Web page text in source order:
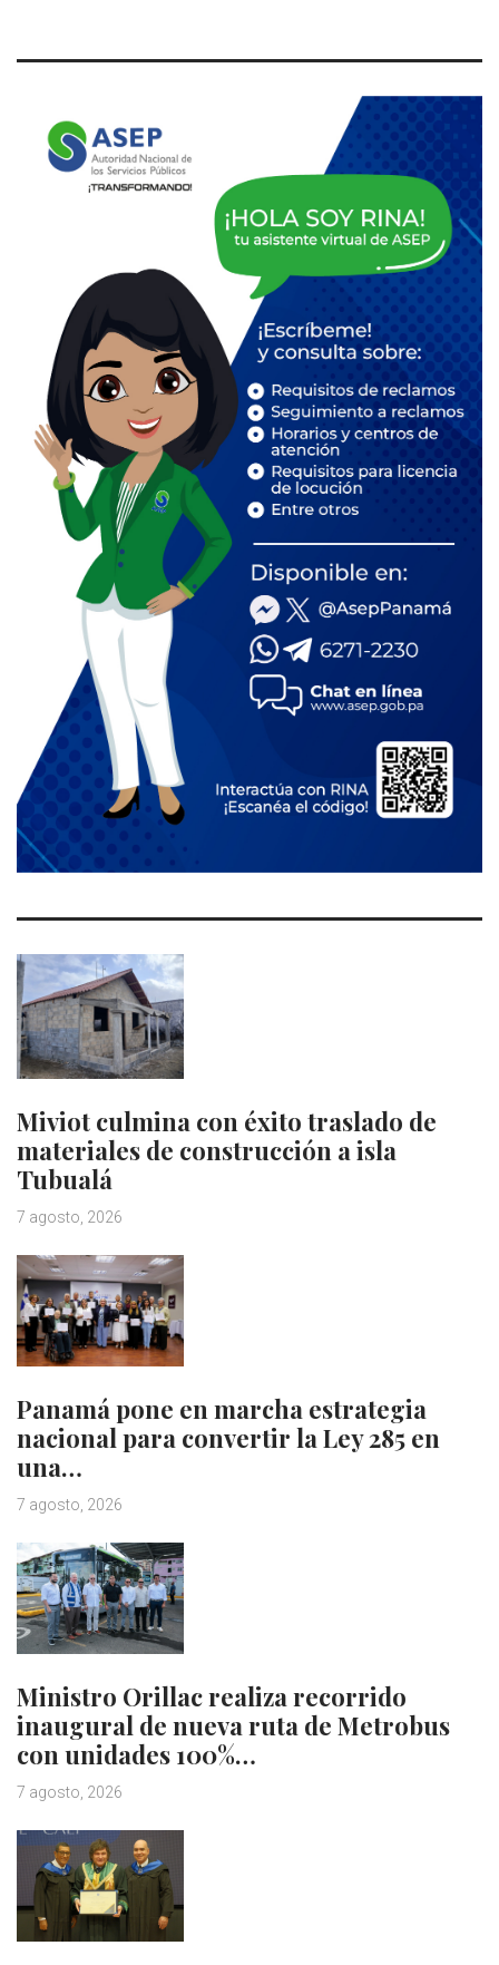
Miviot culmina con éxito traslado de
materiales de construcción a isla
Tubualá
7 agosto, 2026
Panamá pone en marcha estrategia
nacional para convertir la Ley 285 en
una…
7 agosto, 2026
Ministro Orillac realiza recorrido
inaugural de nueva ruta de Metrobus
con unidades 100%…
7 agosto, 2026